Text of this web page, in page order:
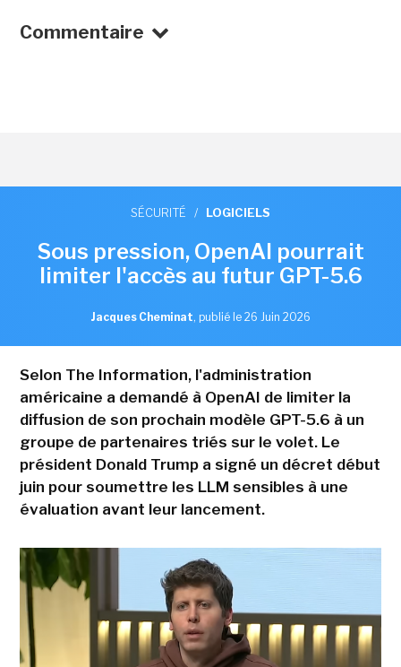
Commentaire
SÉCURITÉ / LOGICIELS
Sous pression, OpenAI pourrait
limiter l'accès au futur GPT-5.6
Jacques Cheminat, publié le 26 Juin 2026
Selon The Information, l'administration
américaine a demandé à OpenAI de limiter la
diffusion de son prochain modèle GPT-5.6 à un
groupe de partenaires triés sur le volet. Le
président Donald Trump a signé un décret début
juin pour soumettre les LLM sensibles à une
évaluation avant leur lancement.